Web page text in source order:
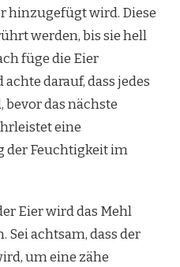
hinzugefügt wird. Diese
werden, bis sie hell
füge die Eier
darauf, dass jedes
das nächste
eine
der Feuchtigkeit im
Eier wird das Mehl
achtsam, dass der
um eine zähe